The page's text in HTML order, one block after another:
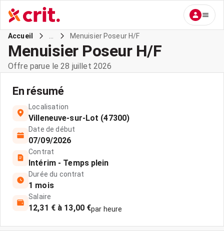
Accueil Menuisier Poseur H/F
Menuisier Poseur H/F
Offre parue le 28 juillet 2026
En résumé
Localisation
Villeneuve-sur-Lot (47300)
Date de début
07/09/2026
Contrat
Intérim - Temps plein
Durée du contrat
1 mois
Salaire
12,31 € à 13,00 €par heure